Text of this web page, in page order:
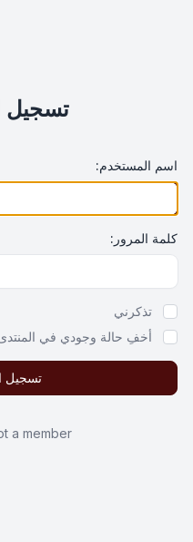
تسجيل
اسم المستخدم:
كلمة المرور:
تذكرني
أخفِ حالة وجودي في
a member?